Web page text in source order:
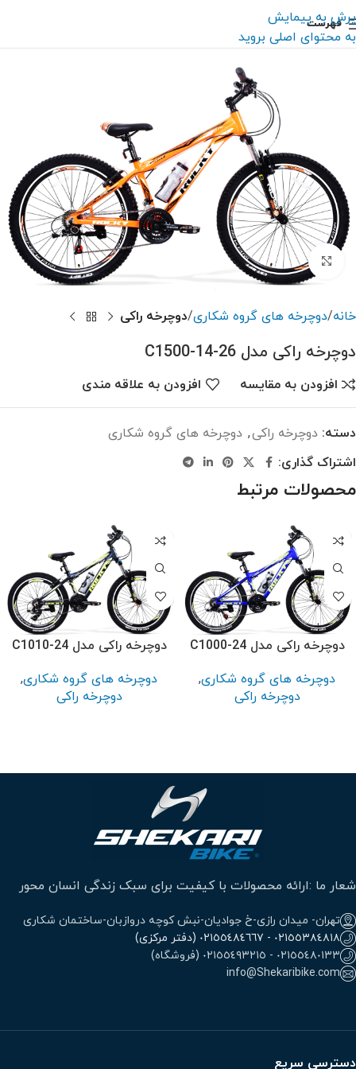
پرش به پیمایش
به محتوای اصلی بروید
فهرست
بزرگنمایی تصویر
خانه دوچرخه های گروه شکاری دوچرخه راکی
دوچرخه راکی مدل C1500-14-26
افزودن به مقایسه افزودن به علاقه مندی
دسته: دوچرخه راکی, دوچرخه های گروه شکاری
اشتراک گذاری:
محصولات مرتبط
دوچرخه راکی مدل C1000-24
دوچرخه های گروه شکاری,
دوچرخه راکی
دوچرخه راکی مدل C1010-24
دوچرخه های گروه شکاری,
دوچرخه راکی
شعار ما :ارائه محصولات با کیفیت برای سبک زندگی انسان محور
تهران- میدان رازی-خ جوادیان-نبش کوچه دروازبان-ساختمان شکاری
٠٢١٥٥٣٨٤٨١٨ - ٠٢١٥٥٤٨٤٦٦٧ (دفتر مرکزی)
٠٢١٥٥٤٨٠١٣٣ - ٠٢١٥٥٤٩٣٢١٥ (فروشگاه)
info@Shekaribike.com
دسترسی سریع